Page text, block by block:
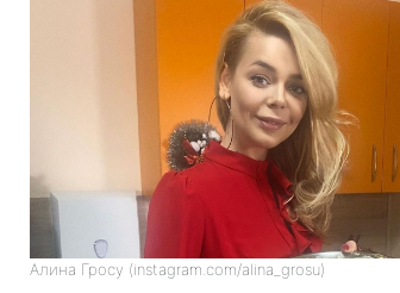
Алина Гросу (instagram.com/alina_grosu)